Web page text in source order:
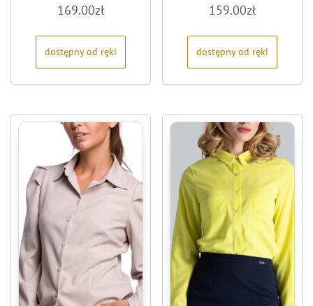
0
na
169.00zł
dostępny od ręki
0
na
159.00zł
dostępny od ręki